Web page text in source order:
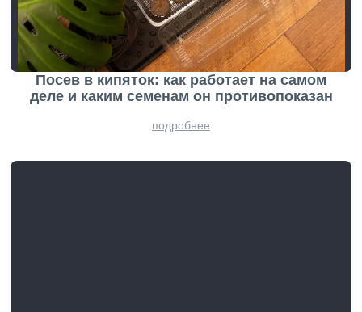
Посев в кипяток: как работает на самом
деле и каким семенам он противопоказан
подробнее